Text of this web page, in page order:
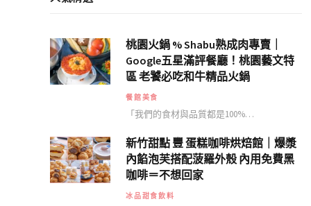
桃園火鍋 % Shabu熟成肉專賣｜
Google五星滿評餐廳！桃園藝文特
區 老饕必吃和牛精品火鍋
餐館美食
「我們的食材與品質都是100%…
新竹甜點 豐 蛋糕咖啡烘焙館｜爆漿
內餡泡芙搭配菠羅外殼 內用免費黑
咖啡＝不想回家
冰品甜食飲料